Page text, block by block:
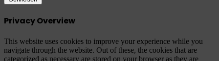
Privacy Overview
This website uses cookies to improve your experience while you
navigate through the website. Out of these, the cookies that are
categorized as necessary are stored on your browser as they are